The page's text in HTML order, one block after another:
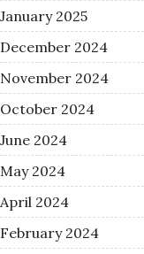
January 2025
December 2024
November 2024
October 2024
June 2024
May 2024
April 2024
February 2024